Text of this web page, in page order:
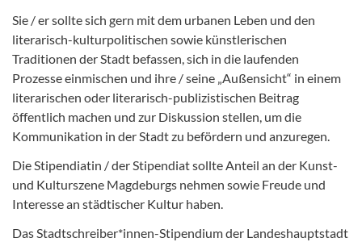
Sie / er sollte sich gern mit dem urbanen Leben und den
literarisch-kultur­politischen sowie künstlerischen
Traditionen der Stadt befassen, sich in die laufenden
Prozesse einmischen und ihre / seine „Außensicht“ in einem
literarischen oder literarisch-publizistischen Beitrag
öffentlich machen und zur Diskussion stellen, um die
Kommunikation in der Stadt zu befördern und anzuregen.
Die Stipendiatin / der Stipendiat sollte Anteil an der Kunst-
und Kulturszene Magdeburgs nehmen sowie Freude und
Interesse an städtischer Kultur haben.
Das Stadtschreiber*innen-Stipendium der Landeshauptstadt